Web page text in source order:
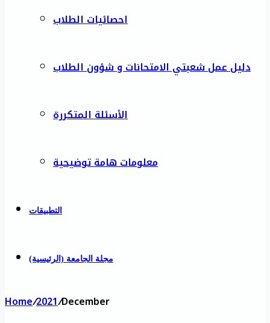
احصائيات الطلاب
دليل عمل شعبتي الامتحانات و شؤون الطلاب
الأسئلة المتكررة
معلومات هامة توضيحية
التطبيقات
مجلة الجامعة (الرئيسية)
Home/2021/December